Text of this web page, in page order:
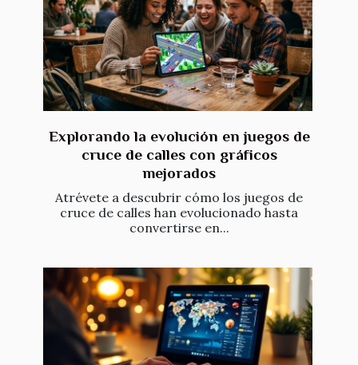
Explorando la evolución en juegos de
cruce de calles con gráficos
mejorados
Atrévete a descubrir cómo los juegos de
cruce de calles han evolucionado hasta
convertirse en...